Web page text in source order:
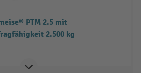
PTM 2.5 mit
2.500 kg